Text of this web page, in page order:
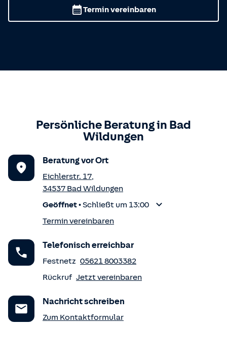
Termin vereinbaren
Persönliche Beratung in Bad
Wildungen
Beratung vor Ort
Eichlerstr. 17,
34537 Bad Wildungen
Geöffnet•Schließt um 13:00
Termin vereinbaren
Telefonisch erreichbar
Festnetz 05621 8003382
Rückruf Jetzt vereinbaren
Nachricht schreiben
Zum Kontaktformular